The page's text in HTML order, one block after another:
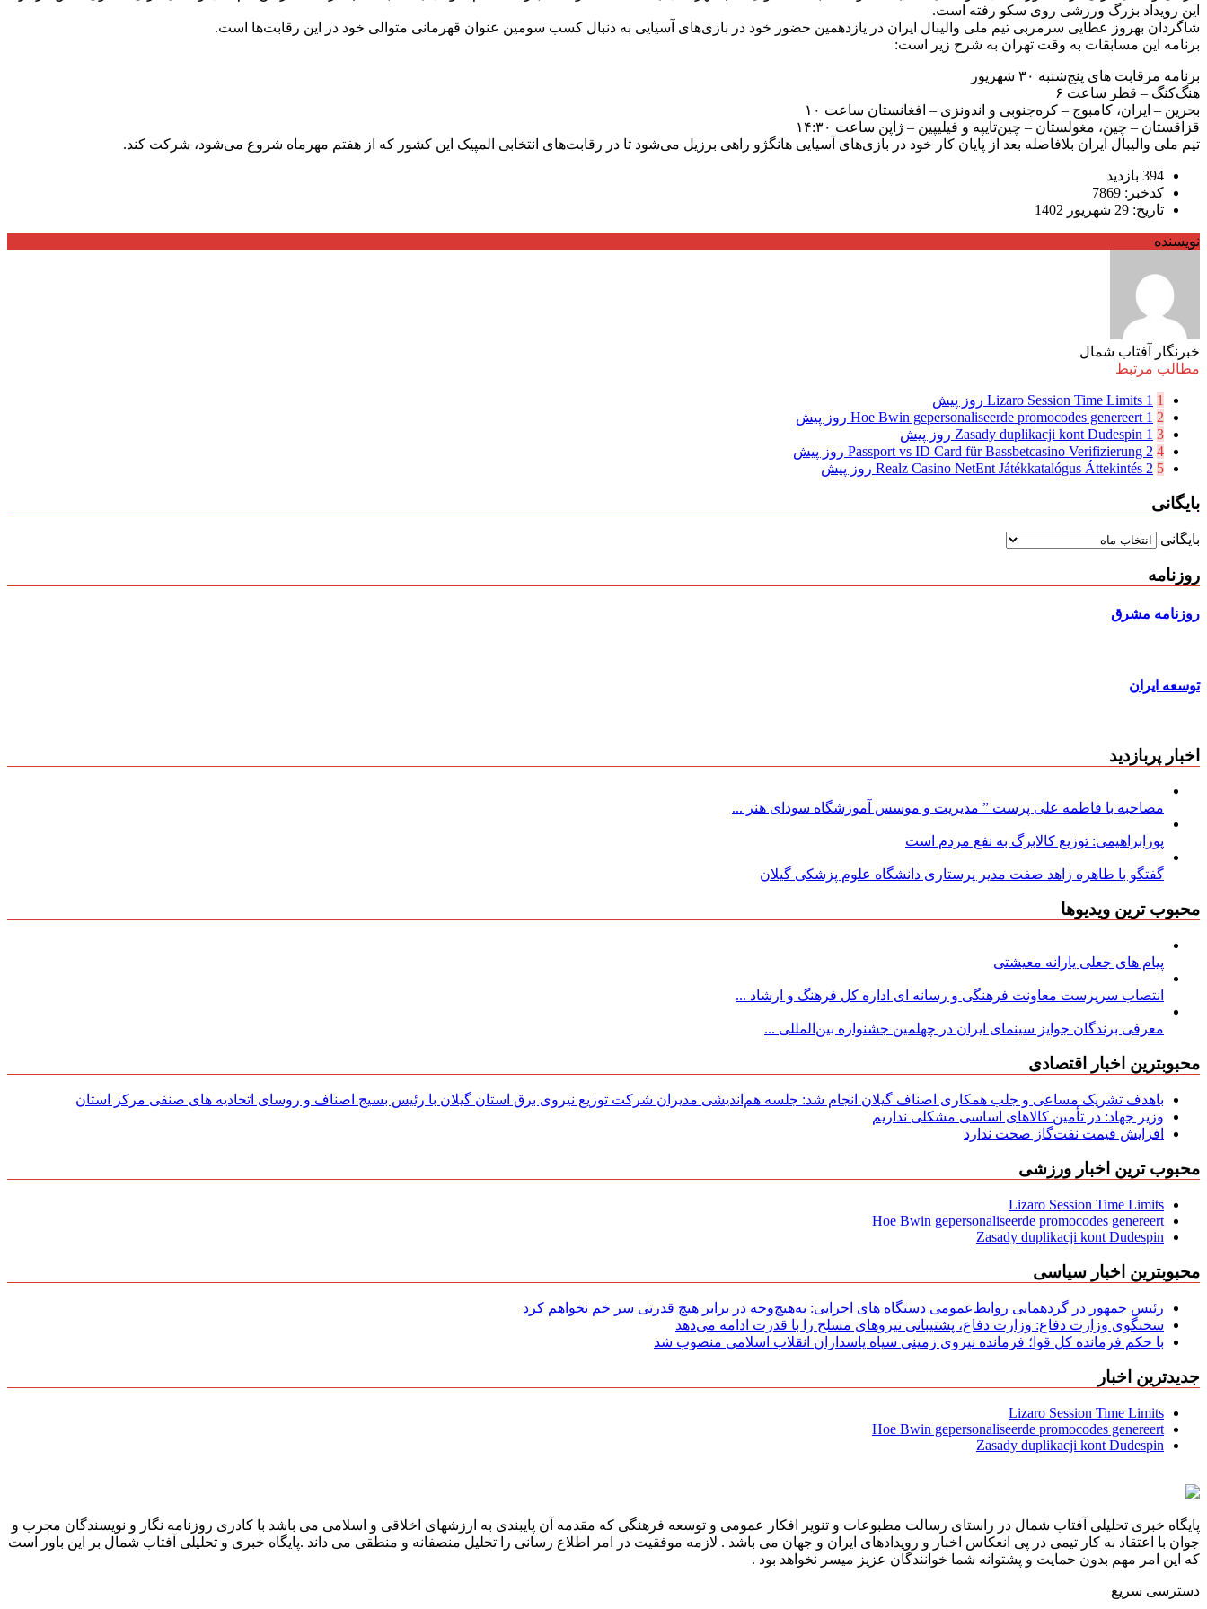
این رویداد بزرگ ورزشی روی سکو رفته است.
شاگردان بهروز عطایی سرمربی تیم ملی والیبال ایران در یازدهمین حضور خود در بازی‌های آسیایی به دنبال کسب سومین عنوان قهرمانی متوالی خود در این رقابت‌ها است.
برنامه این مسابقات به وقت تهران به شرح زیر است:
برنامه مرقابت های پنج‌شنبه ۳۰ شهریور
هنگ‌کنگ – قطر ساعت ۶
بحرین – ایران، کامبوج – کره‌جنوبی و اندونزی – افغانستان ساعت ۱۰
قزاقستان – چین، مغولستان – چین‌تایپه و فیلیپین – ژاپن ساعت ۱۴:۳۰
تیم ملی والیبال ایران بلافاصله بعد از پایان کار خود در بازی‌های آسیایی هانگژو راهی برزیل می‌شود تا در رقابت‌های انتخابی المپیک این کشور که از هفتم مهرماه شروع می‌شود، شرکت کند.
394 بازدید
کدخبر: 7869
تاریخ: 29 شهریور 1402
نویسنده
خبرنگار آفتاب شمال
مطالب مرتبط
1
Lizaro Session Time Limits 1 روز پیش
2
Hoe Bwin gepersonaliseerde promocodes genereert 1 روز پیش
3
Zasady duplikacji kont Dudespin 1 روز پیش
4
Passport vs ID Card für Bassbetcasino Verifizierung 2 روز پیش
5
Realz Casino NetEnt Játékkatalógus Áttekintés 2 روز پیش
بایگانی
بایگانی
روزنامه
روزنامه مشرق
توسعه ایران
اخبار پربازدید
مصاحبه با فاطمه علی پرست ” مدیریت و موسس آموزشگاه سودای هنر ...
پورابراهیمی: توزیع کالابرگ به نفع مردم است
گفتگو با طاهره زاهد صفت مدیر پرستاری دانشگاه علوم پزشکی گیلان
محبوب ترین ویدیوها
پیام های جعلی یارانه معیشتی
انتصاب سرپرست معاونت فرهنگی و رسانه ای اداره کل فرهنگ و ارشاد ...
معرفی برندگان جوایز سینمای ایران در چهلمین جشنواره بین‌المللی ...
محبوبترین اخبار اقتصادی
باهدف تشریک مساعی و جلب همکاری اصناف گیلان انجام شد: جلسه هم‌اندیشی مدیران شركت توزیع نیروی برق استان گیلان با رئیس بسیج اصناف و روسای اتحادیه های صنفی مركز استان
وزیر جهاد: در تأمین کالاهای اساسی مشکلی نداریم
افزایش قیمت نفت‌گاز صحت ندارد
محبوب ترین اخبار ورزشی
Lizaro Session Time Limits
Hoe Bwin gepersonaliseerde promocodes genereert
Zasady duplikacji kont Dudespin
محبوبترین اخبار سیاسی
رئیس جمهور در گردهمایی روابط‌عمومی دستگاه های اجرایی: به‌هیچ‌وجه در برابر هیچ قدرتی سر خم نخواهم کرد
سخنگوی وزارت دفاع: وزارت دفاع، پشتیبانی نیرو‌های مسلح را با قدرت ادامه می‌دهد
با حکم فرمانده کل قوا؛ فرمانده نیروی زمینی سپاه پاسداران انقلاب اسلامی منصوب شد
جدیدترین اخبار
Lizaro Session Time Limits
Hoe Bwin gepersonaliseerde promocodes genereert
Zasady duplikacji kont Dudespin
پایگاه خبری تحلیلی آفتاب شمال در راستای رسالت مطبوعات و تنویر افکار عمومی و توسعه فرهنگی که مقدمه آن پایبندی به ارزشهای اخلاقی و اسلامی می باشد با کادری روزنامه نگار و نویسندگان مجرب و
جوان با اعتقاد به کار تیمی در پی انعکاس اخبار و رویدادهای ایران و جهان می باشد . لازمه موفقیت در امر اطلاع رسانی را تحلیل منصفانه و منطقی می داند .پایگاه خبری و تحلیلی آفتاب شمال بر این باور است
که این امر مهم بدون حمایت و پشتوانه شما خوانندگان عزیز میسر نخواهد بود .
دسترسی سریع